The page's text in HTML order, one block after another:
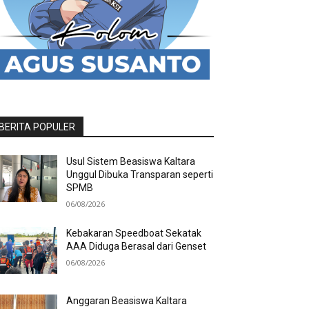
POPULER
Usul Sistem Beasiswa Kaltara
Unggul Dibuka Transparan seperti
SPMB
06/08/2026
Kebakaran Speedboat Sekatak
AAA Diduga Berasal dari Genset
06/08/2026
Anggaran Beasiswa Kaltara